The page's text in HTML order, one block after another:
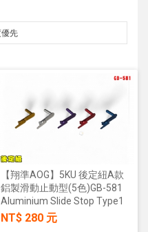
【翔準AOG】5KU 後定紐A款
鋁製滑動止動型(5色)GB-581
Aluminium Slide Stop Type1
NT$ 280 元